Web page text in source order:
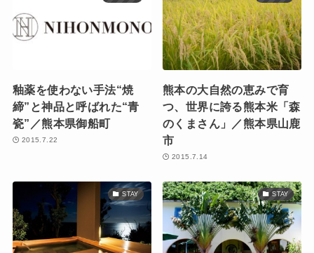
釉薬を使わない手法“焼
締”と神品と呼ばれた“青
瓷”／熊本県御船町
2015.7.22
熊本の大自然の恵みで育
つ、世界に誇る熊本米「森
のくまさん」／熊本県山鹿
市
2015.7.14
STAY STAY